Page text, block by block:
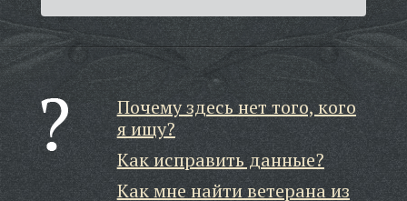
Почему здесь нет того, кого
я ищу?
Как исправить данные?
Как мне найти ветерана из